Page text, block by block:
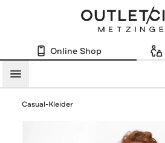
Online Shop
Menü
Casual-Kleider